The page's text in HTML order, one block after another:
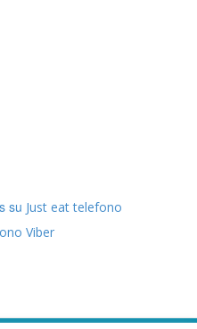
su Just eat telefono
Viber